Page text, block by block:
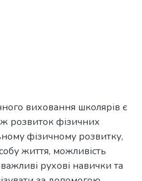
виховання школярів є
розвиток фізичних
фізичному розвитку,
життя, можливість
рухові навички та